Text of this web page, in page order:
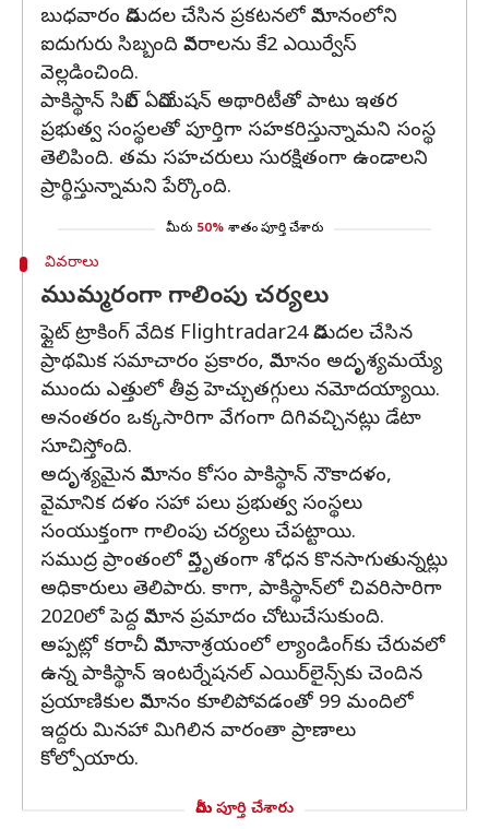
బుధవారం విడుదల చేసిన ప్రకటనలో విమానంలోని
ఐదుగురు సిబ్బంది వివరాలను కే2 ఎయిర్వేస్
వెల్లడించింది.
పాకిస్థాన్ సివిల్ ఏవియేషన్ అథారిటీతో పాటు ఇతర
ప్రభుత్వ సంస్థలతో పూర్తిగా సహకరిస్తున్నామని సంస్థ
తెలిపింది. తమ సహచరులు సురక్షితంగా ఉండాలని
ప్రార్థిస్తున్నామని పేర్కొంది.
మీరు 50% శాతం పూర్తి చేశారు
వివరాలు
ముమ్మరంగా గాలింపు చర్యలు
ఫ్లైట్ ట్రాకింగ్ వేదిక Flightradar24 విడుదల చేసిన
ప్రాథమిక సమాచారం ప్రకారం, విమానం అదృశ్యమయ్యే
ముందు ఎత్తులో తీవ్ర హెచ్చుతగ్గులు నమోదయ్యాయి.
అనంతరం ఒక్కసారిగా వేగంగా దిగివచ్చినట్లు డేటా
సూచిస్తోంది.
అదృశ్యమైన విమానం కోసం పాకిస్థాన్ నౌకాదళం,
వైమానిక దళం సహా పలు ప్రభుత్వ సంస్థలు
సంయుక్తంగా గాలింపు చర్యలు చేపట్టాయి.
సముద్ర ప్రాంతంలో విస్తృతంగా శోధన కొనసాగుతున్నట్లు
అధికారులు తెలిపారు. కాగా, పాకిస్థాన్‌లో చివరిసారిగా
2020లో పెద్ద విమాన ప్రమాదం చోటుచేసుకుంది.
అప్పట్లో కరాచీ విమానాశ్రయంలో ల్యాండింగ్‌కు చేరువలో
ఉన్న పాకిస్థాన్ ఇంటర్నేషనల్ ఎయిర్‌లైన్స్‌కు చెందిన
ప్రయాణికుల విమానం కూలిపోవడంతో 99 మందిలో
ఇద్దరు మినహా మిగిలిన వారంతా ప్రాణాలు
కోల్పోయారు.
మీరు పూర్తి చేశారు